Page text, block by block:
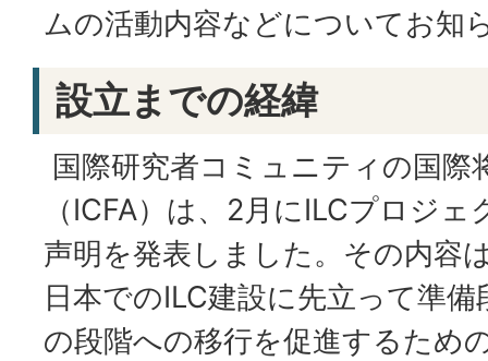
ムの活動内容などについてお知
設立までの経緯
国際研究者コミュニティの国際
（ICFA）は、2月にILCプロジ
声明を発表しました。その内容
日本でのILC建設に先立って準
の段階への移行を促進するため